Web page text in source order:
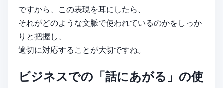
ですから、この表現を耳にしたら、
それがどのような文脈で使われているのかをしっか
りと把握し、
適切に対応することが大切ですね。
ビジネスでの「話にあがる」の使